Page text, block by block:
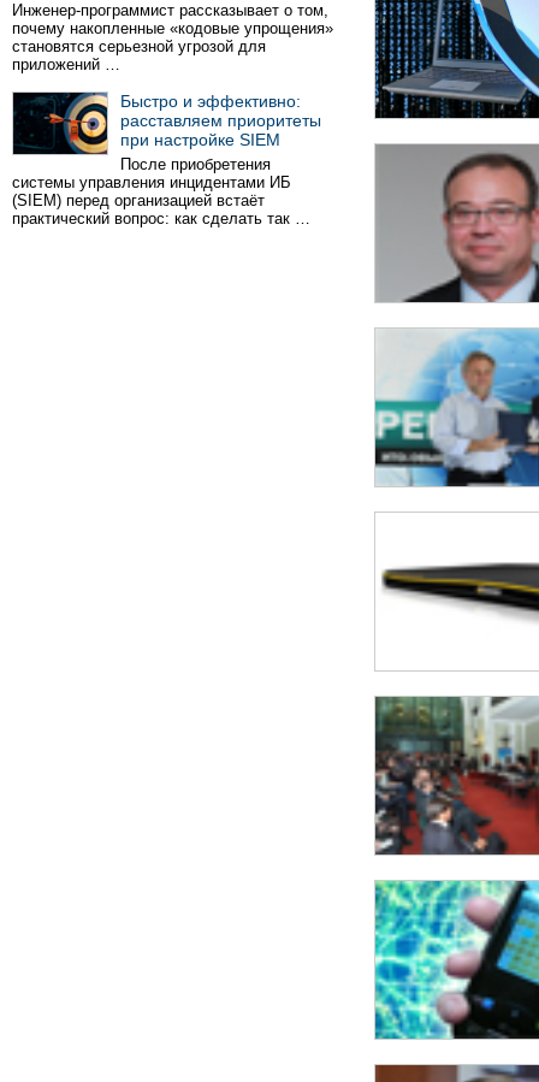
Инженер-программист рассказывает о том,
почему накопленные «кодовые упрощения»
становятся серьезной угрозой для
приложений …
Быстро и эффективно:
расставляем приоритеты
при настройке SIEM
После приобретения
системы управления инцидентами ИБ
(SIEM) перед организацией встаёт
практический вопрос: как сделать так …